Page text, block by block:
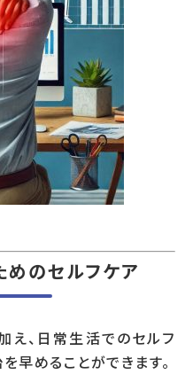
のセルフケア
え、日常生活でのセルフ
早めることができます。